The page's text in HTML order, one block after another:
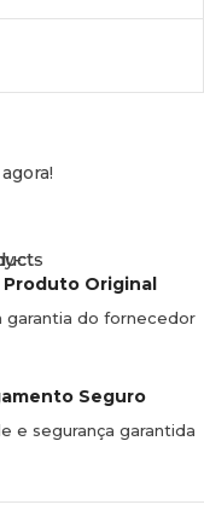
Produto Original
garantia do fornecedor
Seguro
e segurança garantida